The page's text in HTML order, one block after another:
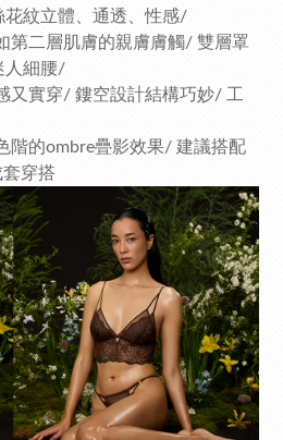
紋立體、通透、性感/
第二層肌膚的親膚膚觸/ 雙層罩
人細腰/
又實穿/ 鏤空設計結構巧妙/ 工
階的ombre疊影效果/ 建議搭配
穿搭